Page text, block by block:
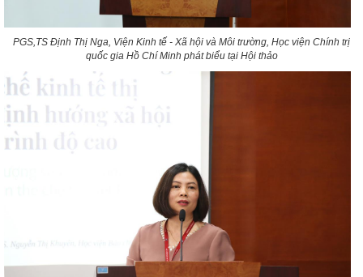
PGS,TS Định Thị Nga, Viện Kinh tế - Xã hội và Môi trường, Học viện Chính trị
quốc gia Hồ Chí Minh phát biểu tại Hội thảo